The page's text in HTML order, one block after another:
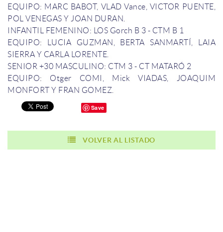
EQUIPO: MARC BABOT, VLAD Vance, VICTOR PUENTE,
POL
VENEGAS Y JOAN DURAN
INFANTIL
FEMENINO: LOS Gorch B 3 - CTM B 1
EQUIPO: LUCIA GUZMAN BERTA SANMARTÍ
LAIA
SIERRA Y CARLA LORENTE
SENIOR +30 MASCULINO: CTM 3 - CT MATARÓ 2
EQUIPO: Otger COMI Mick VIADAS , JOAQUIM
MONFORT Y FRAN GOMEZ.
Save
VOLVER AL LISTADO